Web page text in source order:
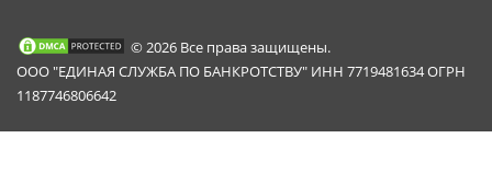
© 2026 Все права защищены.
ООО "ЕДИНАЯ СЛУЖБА ПО БАНКРОТСТВУ" ИНН 7719481634 ОГРН
1187746806642